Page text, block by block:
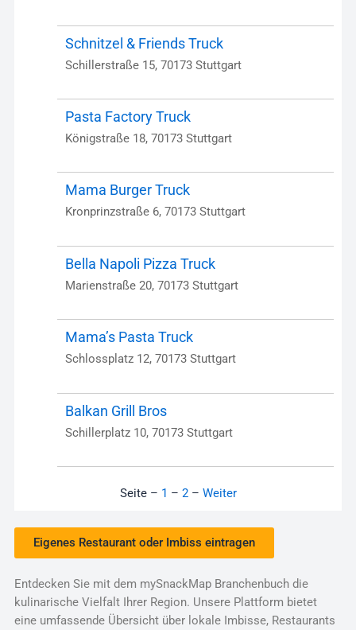
Schnitzel & Friends Truck
Schillerstraße 15, 70173 Stuttgart
Pasta Factory Truck
Königstraße 18, 70173 Stuttgart
Mama Burger Truck
Kronprinzstraße 6, 70173 Stuttgart
Bella Napoli Pizza Truck
Marienstraße 20, 70173 Stuttgart
Mama’s Pasta Truck
Schlossplatz 12, 70173 Stuttgart
Balkan Grill Bros
Schillerplatz 10, 70173 Stuttgart
Seite – 1 – 2– Weiter
Eigenes Restaurant oder Imbiss eintragen
Entdecken Sie mit dem mySnackMap Branchenbuch die
kulinarische Vielfalt Ihrer Region. Unsere Plattform bietet
eine umfassende Übersicht über lokale Imbisse, Restaurants